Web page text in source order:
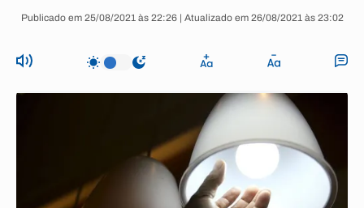
Publicado em 25/08/2021 às 22:26 | Atualizado em 26/08/2021 às 23:02